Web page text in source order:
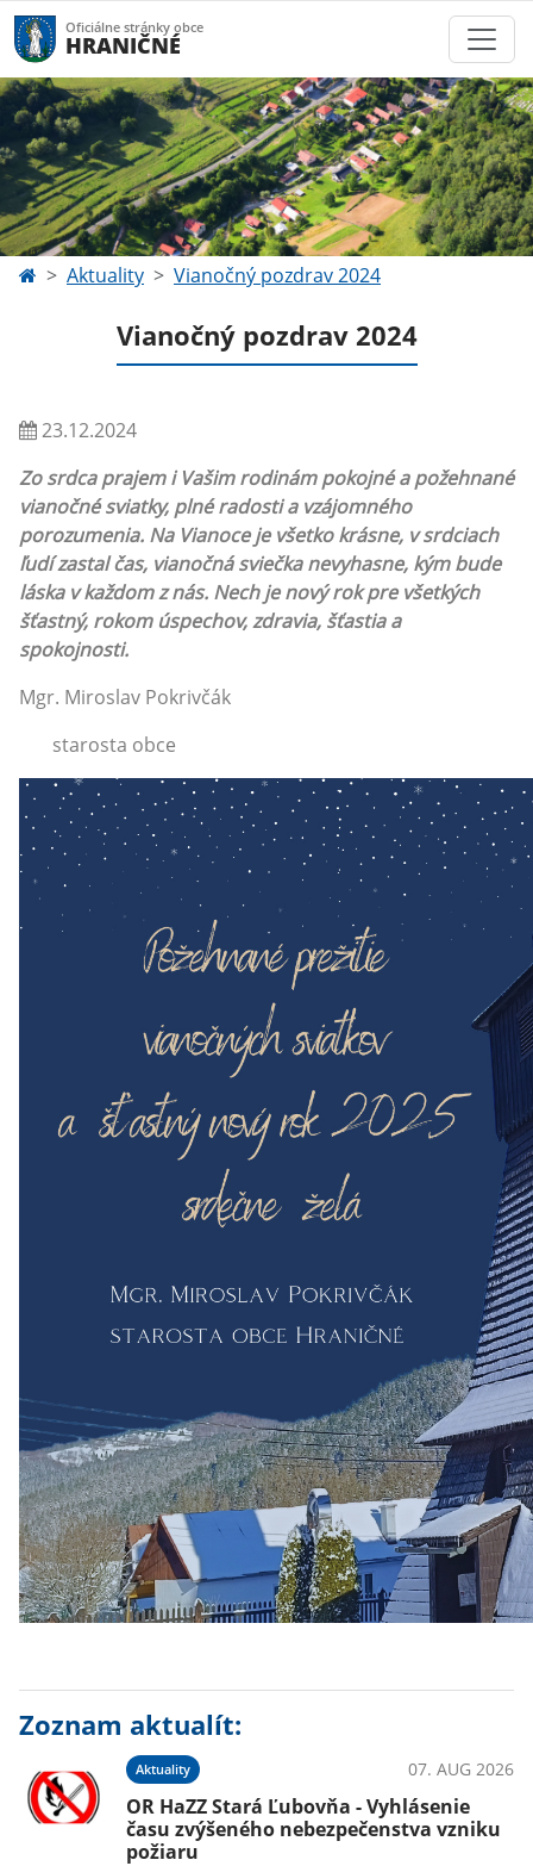
Oficiálne stránky obce
HRANIČNÉ
Aktuality Vianočný pozdrav 2024
Vianočný pozdrav 2024
23.12.2024
Zo srdca prajem i Vašim rodinám pokojné a požehnané
vianočné sviatky, plné radosti a vzájomného
porozumenia. Na Vianoce je všetko krásne, v srdciach
ľudí zastal čas, vianočná sviečka nevyhasne, kým bude
láska v každom z nás. Nech je nový rok pre všetkých
šťastný, rokom úspechov, zdravia, šťastia a
spokojnosti.
Mgr. Miroslav Pokrivčák
starosta obce
Zoznam aktualít:
Aktuality 07. AUG 2026
OR HaZZ Stará Ľubovňa - Vyhlásenie
času zvýšeného nebezpečenstva vzniku
požiaru